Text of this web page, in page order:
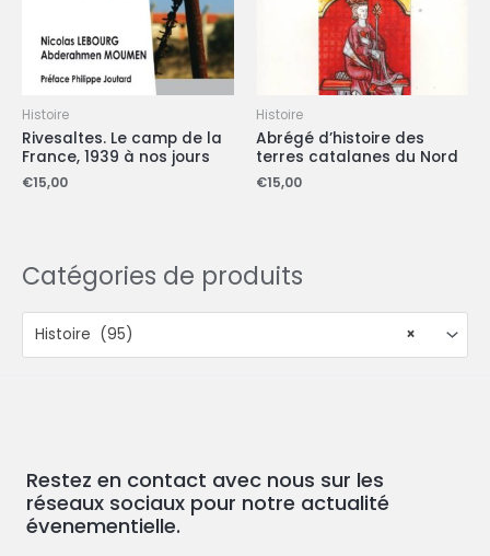
Histoire
Rivesaltes. Le camp de la
France, 1939 à nos jours
€15,00
Histoire
Abrégé d’histoire des
terres catalanes du Nord
€15,00
Catégories de produits
×
Histoire (95)
Restez en contact avec nous sur les
réseaux sociaux pour notre actualité
évenementielle.